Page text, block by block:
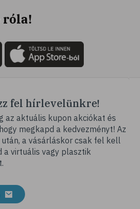
róla!
fel hírlevelünkre!
az aktuális kupon akciókat és
megkapd a kedvezményt! Az
a vásárláskor csak fel kell
a virtuális vagy plasztik